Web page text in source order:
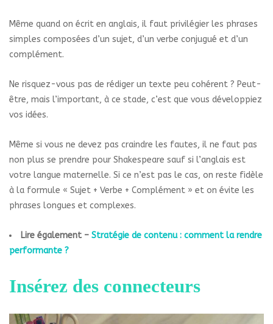
Même quand on écrit en anglais, il faut privilégier les phrases
simples composées d’un sujet, d’un verbe conjugué et d’un
complément.
Ne risquez-vous pas de rédiger un texte peu cohérent ? Peut-
être, mais l’important, à ce stade, c’est que vous développiez
vos idées.
Même si vous ne devez pas craindre les fautes, il ne faut pas
non plus se prendre pour Shakespeare sauf si l’anglais est
votre langue maternelle. Si ce n’est pas le cas, on reste fidèle
à la formule « Sujet + Verbe + Complément » et on évite les
phrases longues et complexes.
Lire également – Stratégie de contenu : comment la rendre
performante ?
Insérez des connecteurs